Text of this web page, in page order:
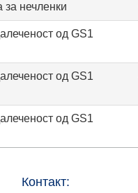
за нечленки
од GS1
од GS1
од GS1
Контакт: